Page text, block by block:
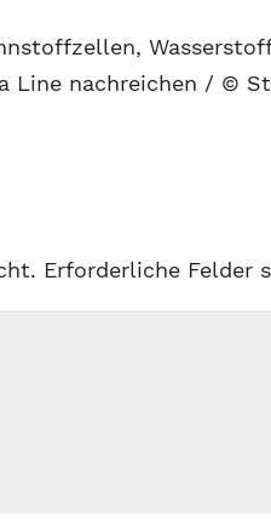
Line nachreichen / ©
Erforderliche Felder